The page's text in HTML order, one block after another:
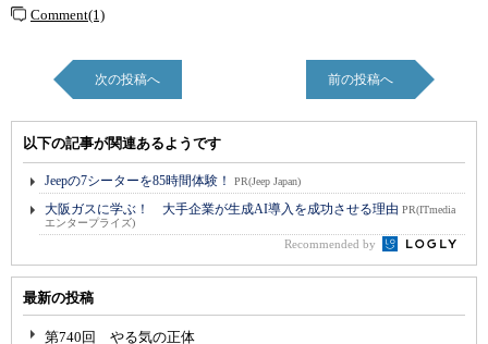
Comment(1)
次の投稿へ 前の投稿へ
以下の記事が関連あるようです
Jeepの7シーターを85時間体験！ PR(Jeep Japan)
大阪ガスに学ぶ！ 大手企業が生成AI導入を成功させる理由 PR(ITmedia
エンタープライズ)
Recommended by
最新の投稿
第740回 やる気の正体